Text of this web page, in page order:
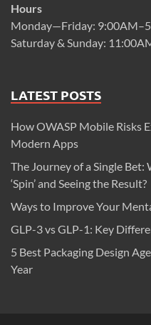
Hours
Monday—Friday:
Saturday & Sunday:
LATEST POSTS
How OWASP Mobile Risks
Modern Apps
The Journey of a Single
‘Spin’ and Seeing the Result?
Ways to Improve Your
GLP-3 vs GLP-1: Key
5 Best Packaging Design
Year